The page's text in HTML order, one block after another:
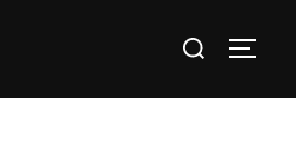
Buscar: